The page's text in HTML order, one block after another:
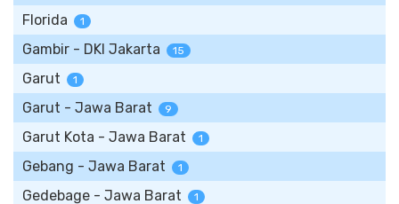
Florida 1
Gambir - DKI Jakarta 15
Garut 1
Garut - Jawa Barat 9
Garut Kota - Jawa Barat 1
Gebang - Jawa Barat 1
Gedebage - Jawa Barat 1